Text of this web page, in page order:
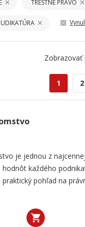
TRESTNÉ PRÁVO
JUDIKATÚRA
Zobrazovať
1 2
je jednou z
každého
praktický pohľad na